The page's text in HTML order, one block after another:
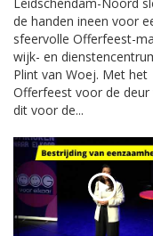
de handen ineen voor
sfeervolle Offerfeest-
wijk- en
Plint van Woej. Met het
Offerfeest voor de deur
dit voor de...